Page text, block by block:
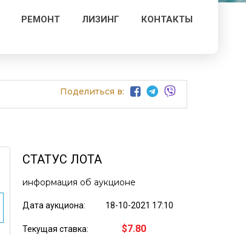
РЕМОНТ ЛИЗИНГ КОНТАКТЫ
Поделиться в:
СТАТУС ЛОТА
информация об аукционе
Дата аукциона: 18-10-2021 17:10
Текущая ставка: $7.80